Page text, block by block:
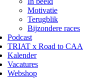
Motivatie
Terugblik
Bijzondere races
Podcast
TRIAT x Road to CAA
Kalender
Vacatures
Webshop